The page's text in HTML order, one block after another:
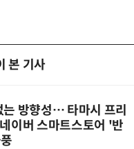
본 기사
는 방향성… 타마시 프리
이버 스마트스토어 '반